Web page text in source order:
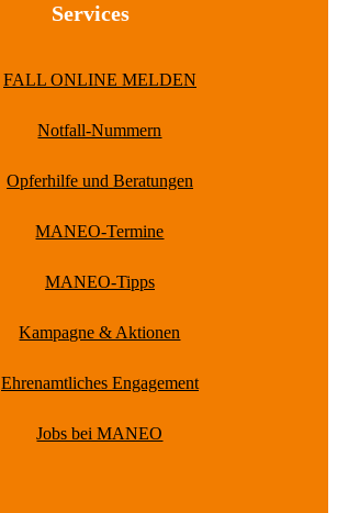
Services
FALL ONLINE MELDEN
Notfall-Nummern
Opferhilfe und Beratungen
MANEO-Termine
MANEO-Tipps
Kampagne & Aktionen
Ehrenamtliches Engagement
Jobs bei MANEO